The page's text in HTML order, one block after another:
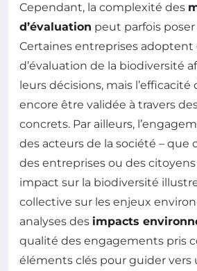
Cependant, la complexité des
d’évaluation peut parfois poser
Certaines entreprises adoptent
d’évaluation de la biodiversité
leurs décisions, mais
encore être validée à travers
concrets. Par ailleurs,
des acteurs de la société – que
des entreprises ou des
impact sur la biodiversité
collective sur les enjeux
analyses des impacts
qualité des engagements pris
éléments clés pour guider vers